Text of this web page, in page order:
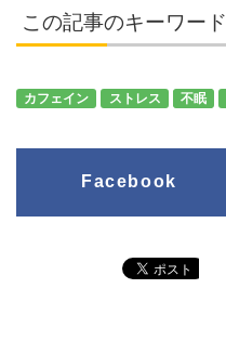
この記事のキーワード
カフェイン ストレス 不眠
Facebook